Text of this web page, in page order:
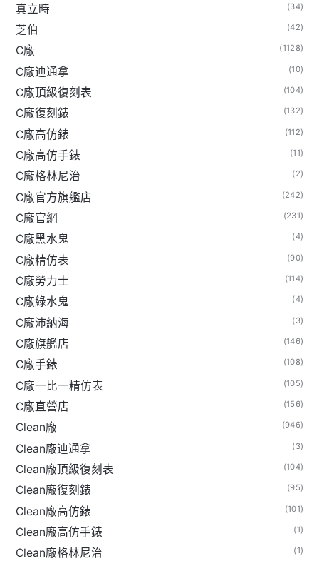
真立時 (34)
芝伯 (42)
C廠 (1128)
C廠迪通拿 (10)
C廠頂級復刻表 (104)
C廠復刻錶 (132)
C廠高仿錶 (112)
C廠高仿手錶 (11)
C廠格林尼治 (2)
C廠官方旗艦店 (242)
C廠官網 (231)
C廠黑水鬼 (4)
C廠精仿表 (90)
C廠勞力士 (114)
C廠綠水鬼 (4)
C廠沛納海 (3)
C廠旗艦店 (146)
C廠手錶 (108)
C廠一比一精仿表 (105)
C廠直營店 (156)
Clean廠 (946)
Clean廠迪通拿 (3)
Clean廠頂級復刻表 (104)
Clean廠復刻錶 (95)
Clean廠高仿錶 (101)
Clean廠高仿手錶 (1)
Clean廠格林尼治 (1)